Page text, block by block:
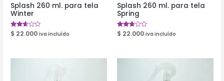
Splash 260 ml. para tela
Winter
Valorado
en
$ 22.000 iva incluído
Splash 260 ml. para tela
Spring
Valorado
en
$ 22.000 iva incluído